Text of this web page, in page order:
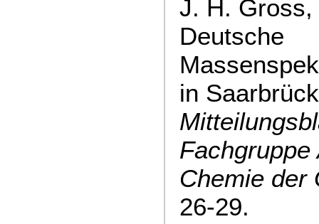
J. H.
Deutsche
in
Chemie der
26-29.